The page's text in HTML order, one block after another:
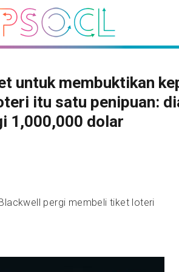
untuk membuktikan
itu satu penipuan:
1,000,000 dolar
pergi membeli tiket loteri